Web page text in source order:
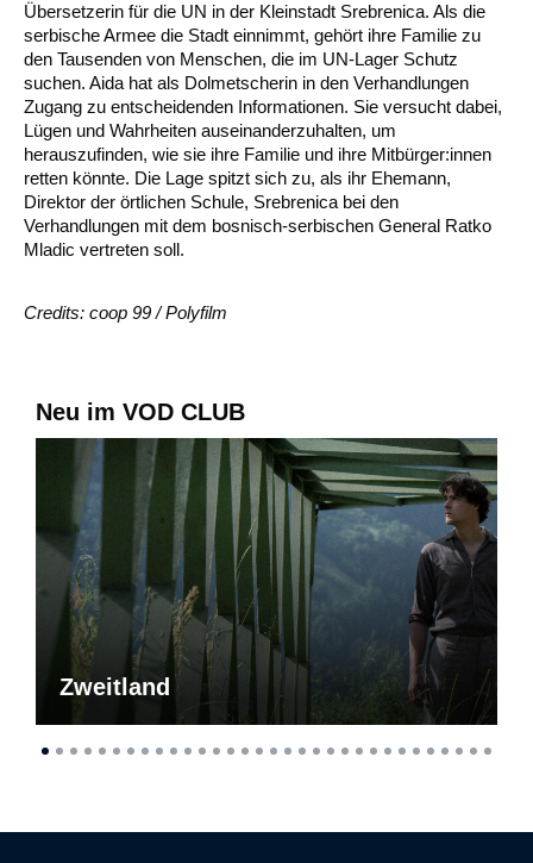
Übersetzerin für die UN in der Kleinstadt Srebrenica. Als die
serbische Armee die Stadt einnimmt, gehört ihre Familie zu
den Tausenden von Menschen, die im UN-Lager Schutz
suchen. Aida hat als Dolmetscherin in den Verhandlungen
Zugang zu entscheidenden Informationen. Sie versucht dabei,
Lügen und Wahrheiten auseinanderzuhalten, um
herauszufinden, wie sie ihre Familie und ihre Mitbürger:innen
retten könnte. Die Lage spitzt sich zu, als ihr Ehemann,
Direktor der örtlichen Schule, Srebrenica bei den
Verhandlungen mit dem bosnisch-serbischen General Ratko
Mladic vertreten soll.
Credits: coop 99 / Polyfilm
Neu im VOD CLUB
Zweitland